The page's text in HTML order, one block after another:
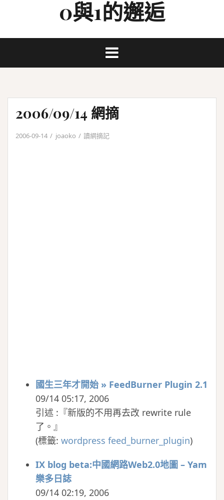
0與1的邂逅
2006/09/14 網摘
2006-09-14 joaoko 讀網摘記
國生三年才開始 » FeedBurner Plugin 2.1
09/14 05:17, 2006
引述 :『新版的不用再去改 rewrite rule
了。』
(標籤: wordpress feed_burner_plugin)
IX blog beta:中國網路Web2.0地圖 – Yam
樂多日誌
09/14 02:19, 2006